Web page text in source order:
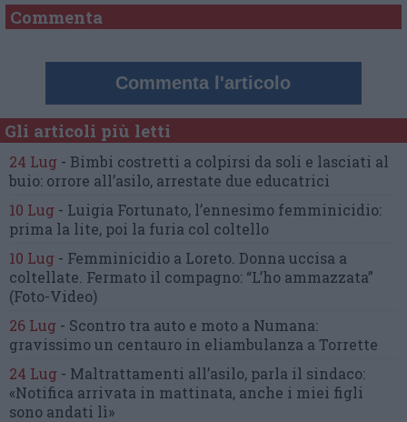
Commenta
Commenta l'articolo
Gli articoli più letti
24 Lug - Bimbi costretti a colpirsi da soli e lasciati al
buio: orrore all’asilo, arrestate due educatrici
10 Lug - Luigia Fortunato, l’ennesimo femminicidio:
prima la lite, poi la furia col coltello
10 Lug - Femminicidio a Loreto. Donna uccisa a
coltellate. Fermato il compagno: “L’ho ammazzata”
(Foto-Video)
26 Lug - Scontro tra auto e moto a Numana:
gravissimo un centauro in eliambulanza a Torrette
24 Lug - Maltrattamenti all’asilo, parla il sindaco:
«Notifica arrivata in mattinata, anche i miei figli
sono andati lì»